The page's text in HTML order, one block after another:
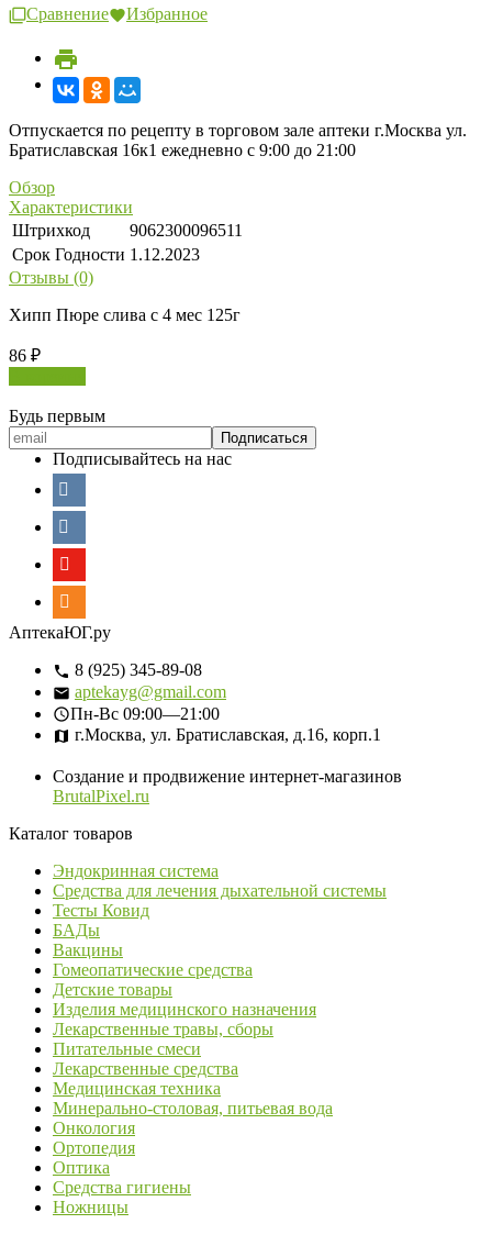
Сравнение Избранное
Отпускается по рецепту в торговом зале аптеки г.Москва ул.
Братиславская 16к1 ежедневно с 9:00 до 21:00
Обзор
Характеристики
Штрихкод
9062300096511
Срок Годности 1.12.2023
Отзывы (0)
Хипп Пюре слива с 4 мес 125г
86 ₽
Будь первым
Подписывайтесь на нас
АптекаЮГ.ру
8 (925) 345-89-08
aptekayg@gmail.com
Пн-Вс 09:00—21:00
г.Москва, ул. Братиславская, д.16, корп.1
Создание и продвижение интернет-магазинов
BrutalPixel.ru
Каталог товаров
Эндокринная система
Средства для лечения дыхательной системы
Тесты Ковид
БАДы
Вакцины
Гомеопатические средства
Детские товары
Изделия медицинского назначения
Лекарственные травы, сборы
Питательные смеси
Лекарственные средства
Медицинская техника
Минерально-столовая, питьевая вода
Онкология
Ортопедия
Оптика
Средства гигиены
Ножницы